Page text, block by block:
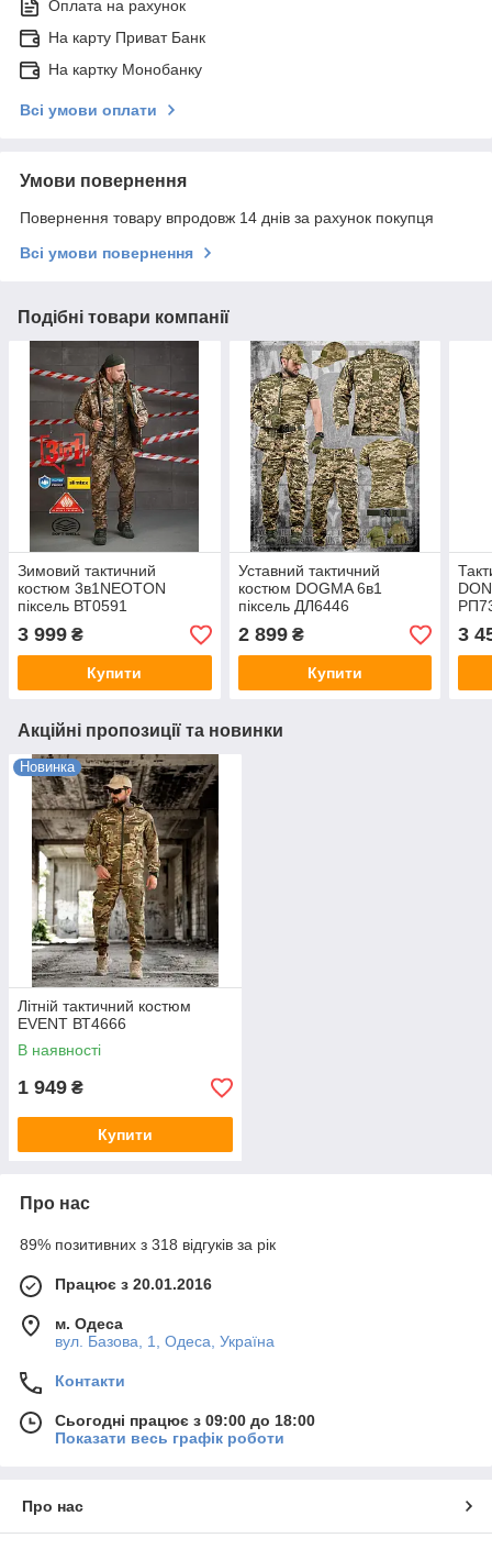
Оплата на рахунок
На карту Приват Банк
На картку Монобанку
Всі умови оплати
Умови повернення
Повернення товару впродовж 14 днів за рахунок покупця
Всі умови повернення
Подібні товари компанії
Зимовий тактичний
костюм 3в1NEOTON
піксель ВТ0591
3 999 ₴
Купити
Уставний тактичний
костюм DOGMA 6в1
піксель ДЛ6446
2 899₴
Купити
3
Акційні пропозиції та новинки
Новинка
Літній тактичний костюм
EVENT ВТ4666
В наявності
1 949 ₴
Купити
Про нас
89% позитивних з 318 відгуків за рік
Працює з 20.01.2016
м. Одеса
вул. Базова, 1, Одеса, Україна
Контакти
Сьогодні працює з 09:00 до 18:00
Показати весь графік роботи
Про нас